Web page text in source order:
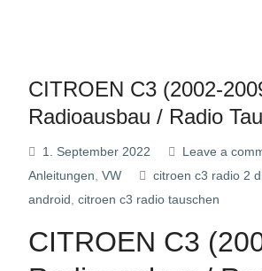
CITROEN C3 (2002-
Radioausbau / Radio
1. September 2022
Leave a
Anleitungen VW citroen c3 radio 2
android citroen c3 radio tauschen
CITROEN C3